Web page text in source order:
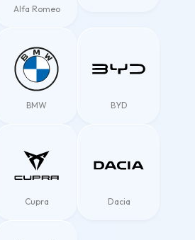
Alfa Romeo
BMW BYD
Cupra Dacia